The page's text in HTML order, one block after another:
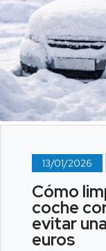
13/01/2026
Cómo
coche
evitar
euros